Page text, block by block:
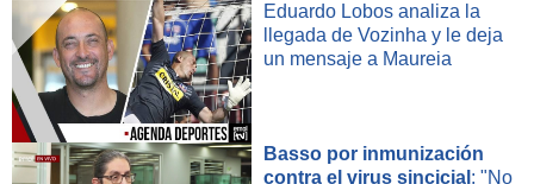
Eduardo Lobos analiza la
llegada de Vozinha y le deja
un mensaje a Maureia
Basso por inmunización
contra el virus sincicial : "No